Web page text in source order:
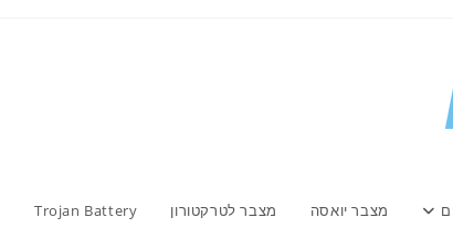
מצבר יואסה מצבר לטרקטורון Trojan Battery